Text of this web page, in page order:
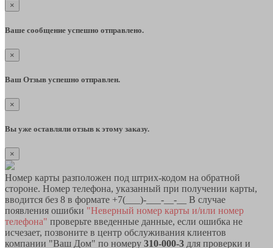
×
Ваше сообщение успешно отправлено.
×
Ваш Отзыв успешно отправлен.
×
Вы уже оставляли отзыв к этому заказу.
×
Номер карты разположен под штрих-кодом на обратной
стороне. Номер телефона, указанный при получении карты,
вводится без 8 в формате +7(___)-___-__-__ В случае
появления ошибки "Неверный номер карты и/или номер
телефона" проверьте введенные данные, если ошибка не
исчезает, позвоните в центр обслуживания клиентов
компании "Ваш Дом" по номеру 310-000-3 для проверки и